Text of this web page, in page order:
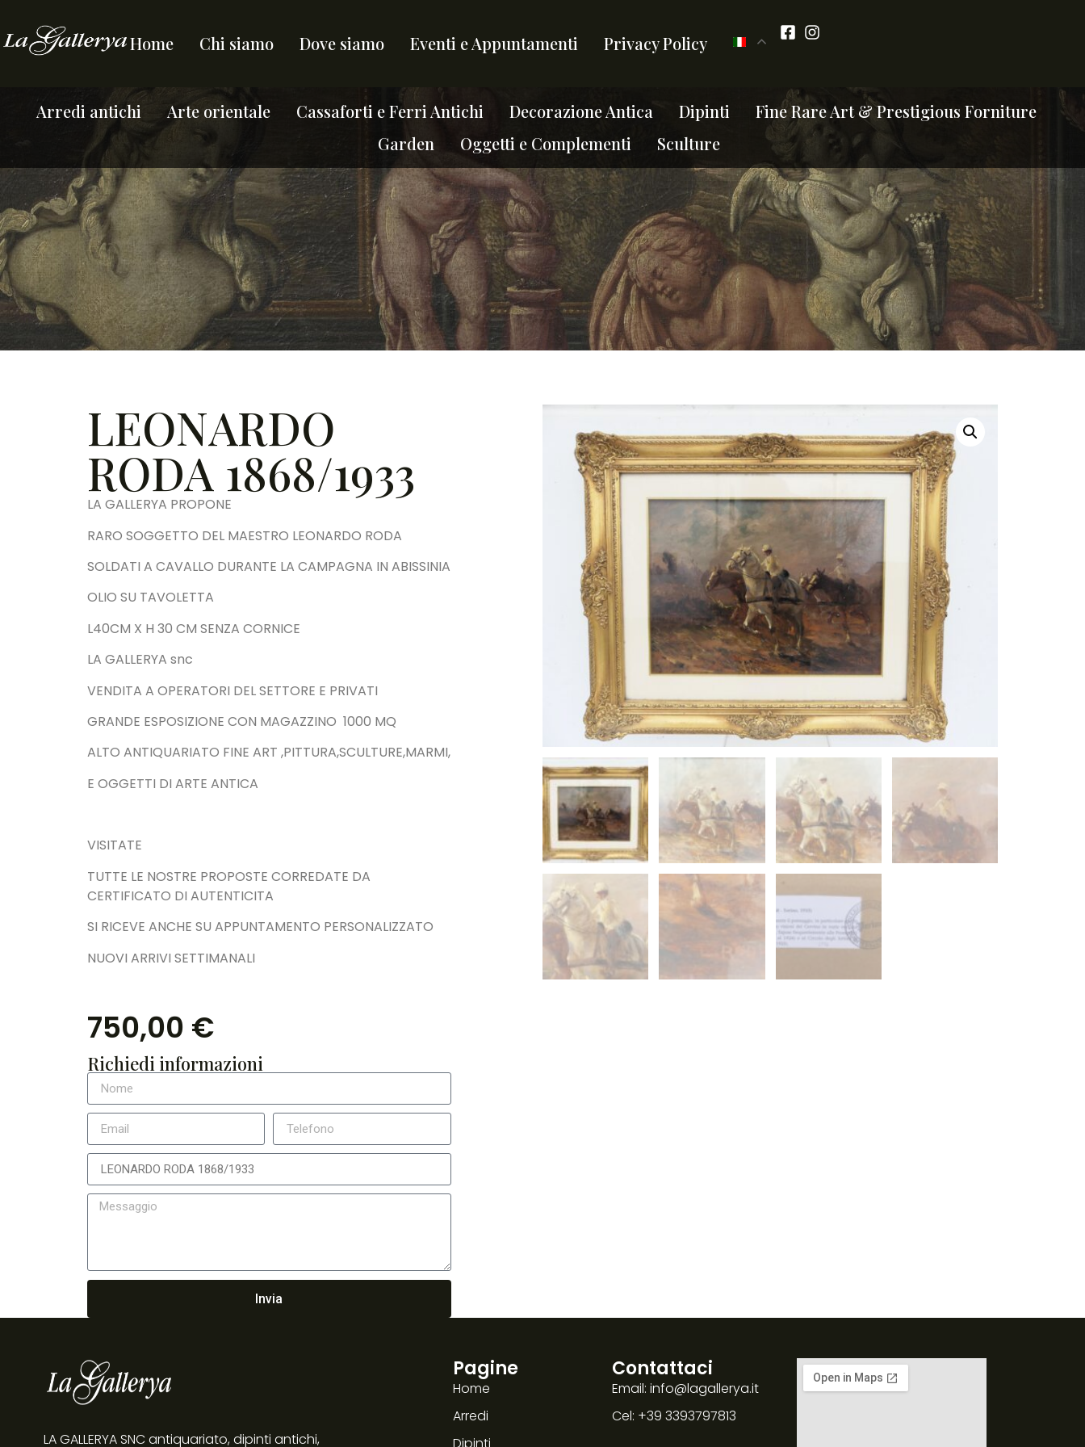
Home Chi siamo Dove siamo Eventi e Appuntamenti Privacy Policy
Arredi antichi Arte orientale Cassaforti e Ferri Antichi Decorazione Antica Dipinti
Fine Rare Art & Prestigious Forniture
Garden
Oggetti e Complementi Sculture
LEONARDO
RODA 1868/1933
LA GALLERYA PROPONE
RARO SOGGETTO DEL MAESTRO LEONARDO RODA
SOLDATI A CAVALLO DURANTE LA CAMPAGNA IN ABISSINIA
OLIO SU TAVOLETTA
L40CM X H 30 CM SENZA CORNICE
LA GALLERYA snc
VENDITA A OPERATORI DEL SETTORE E PRIVATI
GRANDE ESPOSIZIONE CON MAGAZZINO 1000 MQ
ALTO ANTIQUARIATO FINE ART ,PITTURA,SCULTURE,MARMI,
E OGGETTI DI ARTE ANTICA
VISITATE
TUTTE LE NOSTRE PROPOSTE CORREDATE DA
CERTIFICATO DI AUTENTICITA
SI RICEVE ANCHE SU APPUNTAMENTO PERSONALIZZATO
NUOVI ARRIVI SETTIMANALI
750,00 €
Richiedi informazioni
Invia
LA GALLERYA SNC antiquariato, dipinti antichi,
Pagine
Home
Arredi
Dipinti
Contattaci
Email: info@lagallerya.it
Cel: +39 3393797813